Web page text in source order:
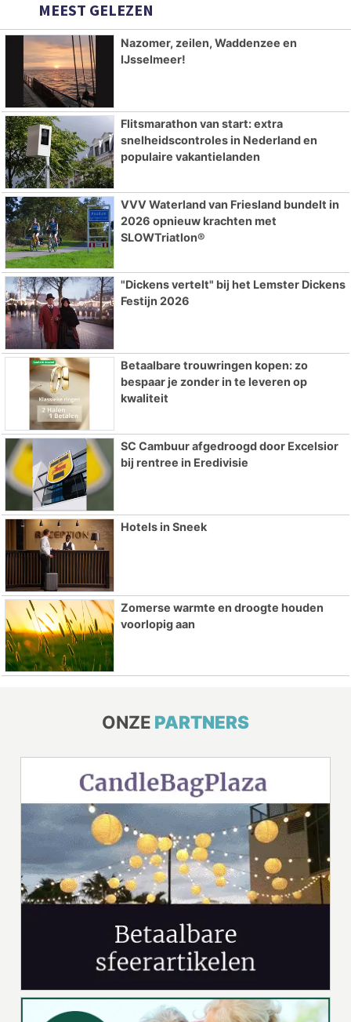
MEEST GELEZEN
Nazomer, zeilen, Waddenzee en
IJsselmeer!
Flitsmarathon van start: extra
snelheidscontroles in Nederland en
populaire vakantielanden
VVV Waterland van Friesland bundelt in
2026 opnieuw krachten met
SLOWTriatlon®
"Dickens vertelt" bij het Lemster Dickens
Festijn 2026
Betaalbare trouwringen kopen: zo
bespaar je zonder in te leveren op
kwaliteit
SC Cambuur afgedroogd door Excelsior
bij rentree in Eredivisie
Hotels in Sneek
Zomerse warmte en droogte houden
voorlopig aan
ONZE PARTNERS